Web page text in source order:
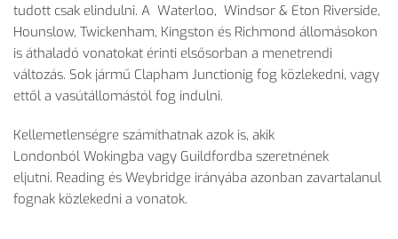
tudott csak elindulni. A Waterloo, Windsor & Eton Riverside,
Hounslow, Twickenham, Kingston és Richmond állomásokon
is áthaladó vonatokat érinti elsősorban a menetrendi
változás. Sok jármű Clapham Junctionig fog közlekedni, vagy
ettől a vasútállomástól fog indulni.
Kellemetlenségre számíthatnak azok is, akik
Londonból Wokingba vagy Guildfordba szeretnének
eljutni. Reading és Weybridge irányába azonban zavartalanul
fognak közlekedni a vonatok.